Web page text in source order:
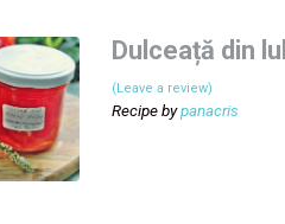
Dulceață din
(Leave a review)
Recipe bypanacris